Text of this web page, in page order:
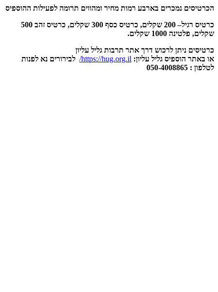
הכרטיסים נמכרים בארבע רמות מחיר ומהווים תרומה לפעילות ההוספיס
כרטיס רגיל– 200 שקלים, כרטיס כסף 300 שקלים, כרטיס זהב
500
שקלים, פלטינה 1000 שקלים.
כרטיסים ניתן לרכוש דרך אתר תרבות גליל עליון
או באתר הוספיס גליל עליון: https://hug.org.il/
לבירורים נא לפנות
לטלפון : 050-4008865